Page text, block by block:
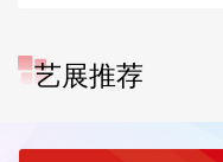
艺展推荐